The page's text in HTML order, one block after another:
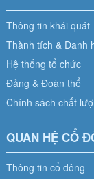
Thông tin khái quát
Thành tích & Danh
Hệ thống tổ chức
Đảng & Đoàn thể
Chính sách chất
QUAN HỆ CỔ
Thông tin cổ đông